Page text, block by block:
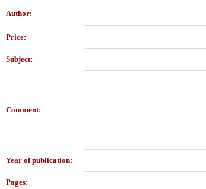
Author:
Price:
Subject:
Comment:
Year of publication:
Pages: